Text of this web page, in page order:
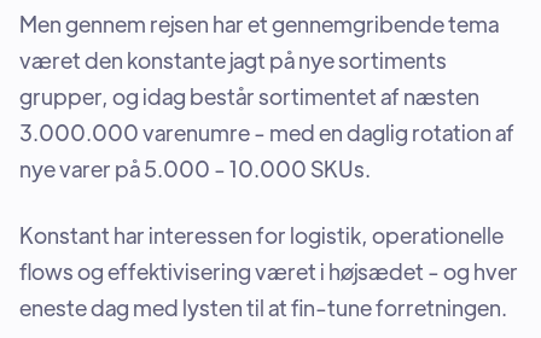
Men gennem rejsen har et gennemgribende tema
været den konstante jagt på nye sortiments
grupper, og idag består sortimentet af næsten
3.000.000 varenumre - med en daglig rotation af
nye varer på 5.000 - 10.000 SKUs.
Konstant har interessen for logistik, operationelle
flows og effektivisering været i højsædet - og hver
eneste dag med lysten til at fin-tune forretningen.